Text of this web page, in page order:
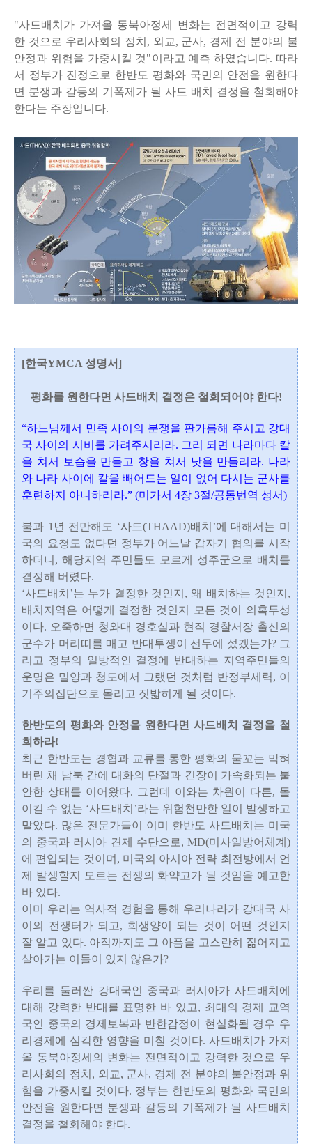
"사드배치가 가져올 동북아정세 변화는 전면적이고 강력
한 것으로 우리사회의 정치, 외교, 군사, 경제 전 분야의 불
안정과 위험을 가중시킬 것"이라고 예측 하였습니다. 따라
서 정부가 진정으로 한반도 평화와 국민의 안전을 원한다
면 분쟁과 갈등의 기폭제가 될 사드 배치 결정을 철회해야
한다는 주장입니다.
[한국YMCA 성명서]
평화를 원한다면 사드배치 결정은 철회되어야 한다!
“하느님께서 민족 사이의 분쟁을 판가름해 주시고 강대
국 사이의 시비를 가려주시리라. 그리 되면 나라마다 칼
을 쳐서 보습을 만들고 창을 쳐서 낫을 만들리라. 나라
와 나라 사이에 칼을 빼어드는 일이 없어 다시는 군사를
훈련하지 아니하리라.” (미가서 4장 3절/공동번역 성서)
불과 1년 전만해도 ‘사드(THAAD)배치’에 대해서는 미
국의 요청도 없다던 정부가 어느날 갑자기 협의를 시작
하더니, 해당지역 주민들도 모르게 성주군으로 배치를
결정해 버렸다.
‘사드배치’는 누가 결정한 것인지, 왜 배치하는 것인지,
배치지역은 어떻게 결정한 것인지 모든 것이 의혹투성
이다. 오죽하면 청와대 경호실과 현직 경찰서장 출신의
군수가 머리띠를 매고 반대투쟁이 선두에 섰겠는가? 그
리고 정부의 일방적인 결정에 반대하는 지역주민들의
운명은 밀양과 청도에서 그랬던 것처럼 반정부세력, 이
기주의집단으로 몰리고 짓밟히게 될 것이다.
한반도의 평화와 안정을 원한다면 사드배치 결정을 철
회하라!
최근 한반도는 경협과 교류를 통한 평화의 물꼬는 막혀
버린 채 남북 간에 대화의 단절과 긴장이 가속화되는 불
안한 상태를 이어왔다. 그런데 이와는 차원이 다른, 돌
이킬 수 없는 ‘사드배치’라는 위험천만한 일이 발생하고
말았다. 많은 전문가들이 이미 한반도 사드배치는 미국
의 중국과 러시아 견제 수단으로, MD(미사일방어체계)
에 편입되는 것이며, 미국의 아시아 전략 최전방에서 언
제 발생할지 모르는 전쟁의 화약고가 될 것임을 예고한
바 있다.
이미 우리는 역사적 경험을 통해 우리나라가 강대국 사
이의 전쟁터가 되고, 희생양이 되는 것이 어떤 것인지
잘 알고 있다. 아직까지도 그 아픔을 고스란히 짊어지고
살아가는 이들이 있지 않은가?
우리를 둘러싼 강대국인 중국과 러시아가 사드배치에
대해 강력한 반대를 표명한 바 있고, 최대의 경제 교역
국인 중국의 경제보복과 반한감정이 현실화될 경우 우
리경제에 심각한 영향을 미칠 것이다. 사드배치가 가져
올 동북아정세의 변화는 전면적이고 강력한 것으로 우
리사회의 정치, 외교, 군사, 경제 전 분야의 불안정과 위
험을 가중시킬 것이다. 정부는 한반도의 평화와 국민의
안전을 원한다면 분쟁과 갈등의 기폭제가 될 사드배치
결정을 철회해야 한다.